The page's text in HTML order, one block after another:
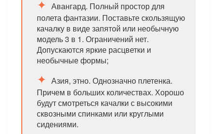
Авангард. Полный простор для
полета фантазии. Поставьте скользящую
качалку в виде запятой или необычную
модель 3 в 1. Ограничений нет.
Допускаются яркие расцветки и
необычные формы;
Азия, этно. Однозначно плетенка.
Причем в больших количествах. Хорошо
будут смотреться качалки с высокими
сквозными спинками или круглыми
сидениями.